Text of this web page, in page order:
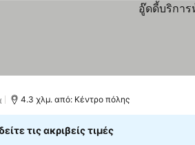
4.3 χλμ. από: Κέντρο πόλης
τις ακριβείς τιμές